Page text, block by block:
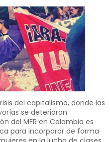
del capitalismo, donde las
se deterioran
del MFR en Colombia es
para incorporar de forma